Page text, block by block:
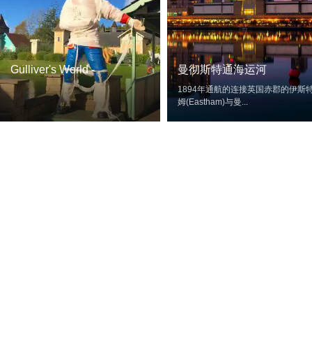
Gulliver's World -
Warrington
曼彻斯特通海运河
1894年通航的连接英国赤郡的伊斯
姆(Eastham)与曼...